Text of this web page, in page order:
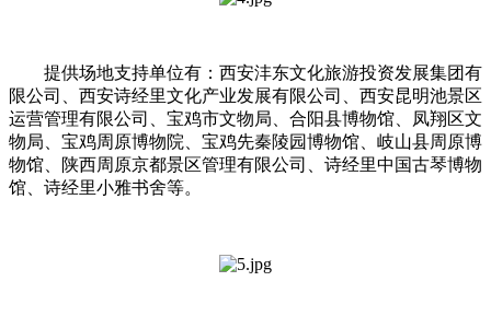
提供场地支持单位有：西安沣东文化旅游投资发展集团有
限公司、西安诗经里文化产业发展有限公司、西安昆明池景区
运营管理有限公司、宝鸡市文物局、合阳县博物馆、凤翔区文
物局、宝鸡周原博物院、宝鸡先秦陵园博物馆、岐山县周原博
物馆、陕西周原京都景区管理有限公司、诗经里中国古琴博物
馆、诗经里小雅书舍等。